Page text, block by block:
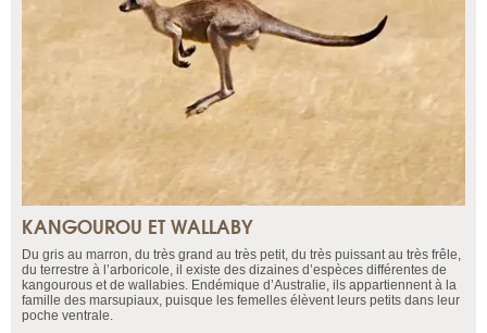
KANGOUROU ET WALLABY
Du gris au marron, du très grand au très petit, du très puissant au très frêle,
du terrestre à l’arboricole, il existe des dizaines d’espèces différentes de
kangourous et de wallabies. Endémique d’Australie, ils appartiennent à la
famille des marsupiaux, puisque les femelles élèvent leurs petits dans leur
poche ventrale.